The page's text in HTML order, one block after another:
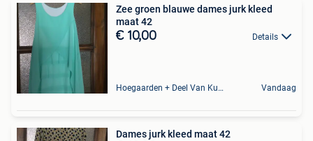
Zee groen blauwe dames jurk kleed
maat 42
€ 10,00 Details
Hoegaarden + Deel Van Kumtich + Deel Van Tienen Vandaag
Dames jurk kleed maat 42